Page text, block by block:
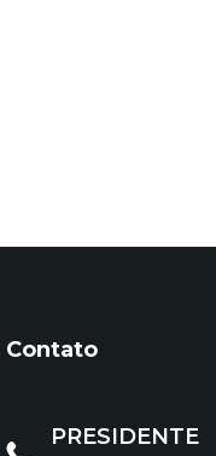
Contato
PRESIDENTE